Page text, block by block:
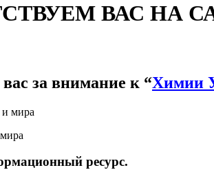
ВАС НА
за внимание к “Химии
ресурс.